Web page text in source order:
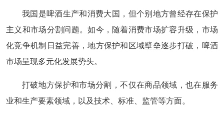
我国是啤酒生产和消费大国，但个别地方曾经存在保护
主义和市场分割问题。如今，随着消费市场扩容升级，市场
化竞争机制日益完善，地方保护和区域壁垒逐步打破，啤酒
市场呈现多元化发展势头。
打破地方保护和市场分割，不仅在商品领域，也在服务
业和生产要素领域，以及技术、标准、监管等方面。